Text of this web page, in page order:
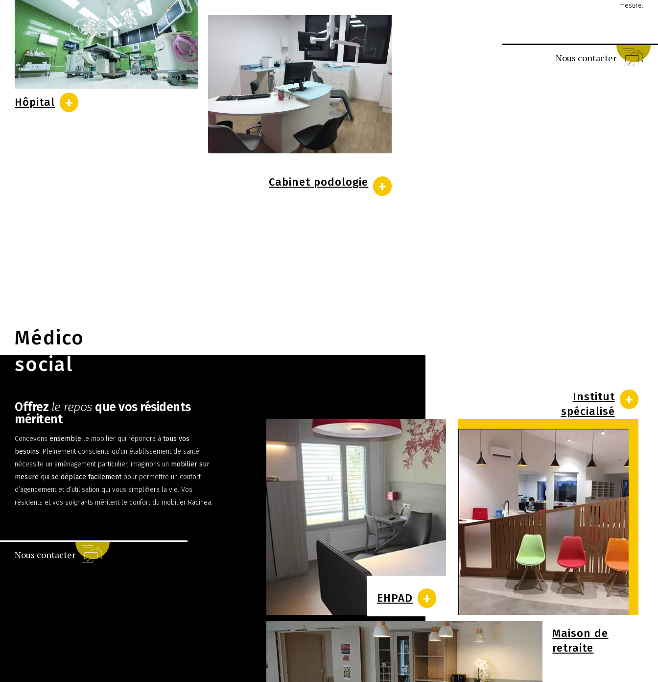
Hôpital +
Cabinet podologie +
mesure.
Nous contacter
Médico
social
Offrez le repos que vos résidents
méritent
Concevons ensemble le mobilier qui répondra à tous vos
besoins. Pleinement conscients qu’un établissement de santé
nécessite un aménagement particulier, imaginons un mobilier sur
mesure qui se déplace facilementpour permettre un confort
d’agencement et d’utilisation qui vous simplifiera la vie. Vos
résidents et vos soignants méritent le confort du mobilier Racinea.
Nous contacter
EHPAD +
Institut
spécialisé
+
Maison de
retraite